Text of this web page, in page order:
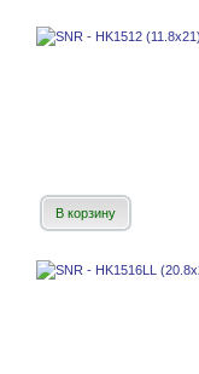
В корзину